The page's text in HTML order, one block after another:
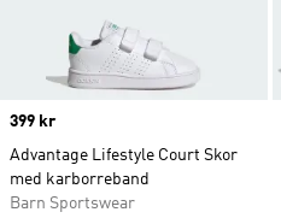
Price
399 kr
Advantage Lifestyle Court Skor
med karborreband
Barn Sportswear